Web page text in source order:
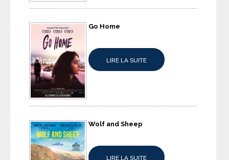
Go Home
LIRE LA SUITE
Wolf and Sheep
LIRE LA SUITE